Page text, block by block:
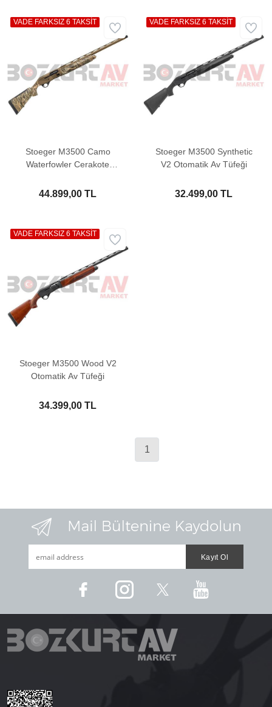
Stoeger M3500 Camo
Waterfowler Cerakote
Tüfeği
44.899,00 TL
VADE FARKSIZ 6 TAKSİT
Stoeger M3500 Synthetic
V2 Otomatik Av Tüfeği
32.499,00 TL
VADE FARKSIZ 6 TAKSİT
Stoeger M3500 Wood V2
Otomatik Av Tüfeği
34.399,00 TL
VADE FARKSIZ 6 TAKSİT
1